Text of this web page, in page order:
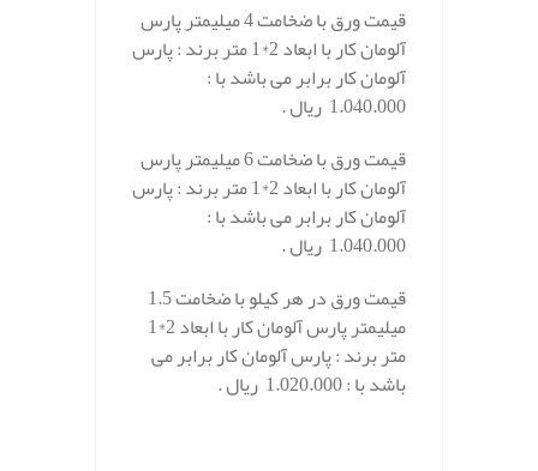
قیمت ورق با ضخامت 4 میلیمتر پارس
آلومان کار با ابعاد 2*1 متر برند : پارس
آلومان کار برابر می باشد با :
1.040.000 ریال .
قیمت ورق با ضخامت 6 میلیمتر پارس
آلومان کار با ابعاد 2*1 متر برند : پارس
آلومان کار برابر می باشد با :
1.040.000 ریال .
قیمت ورق در هر کیلو با ضخامت 1.5
میلیمتر پارس آلومان کار با ابعاد 2*1
متر برند : پارس آلومان کار برابر می
باشد با : 1.020.000 ریال .